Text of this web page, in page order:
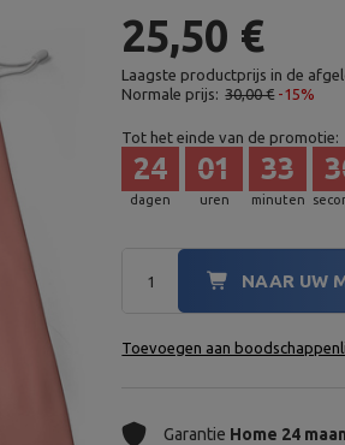
25,50 €
Laagste productprijs in de
Normale prijs: 30,00 €-15%
Tot het einde van de promotie:
dagen
24
uren
01
minuten
33
NAAR UW
Toevoegen aan
Garantie Home 24